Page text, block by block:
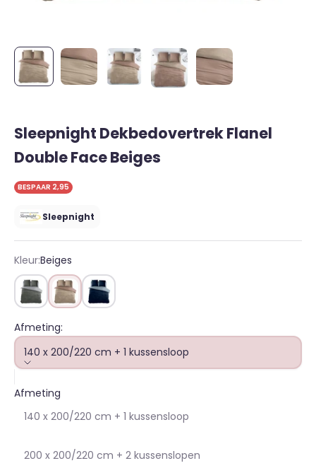
Sleepnight Dekbedovertrek Flanel
Double Face Beiges
BESPAAR 2,95
Sleepnight
Kleur:Beiges
Grey
Beiges Blues
Afmeting:
140 x 200/220 cm + 1 kussensloop
Afmeting
140 x 200/220 cm + 1 kussensloop
200 x 200/220 cm + 2 kussenslopen